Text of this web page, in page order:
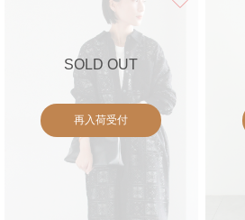
SOLD OUT
再入荷受付